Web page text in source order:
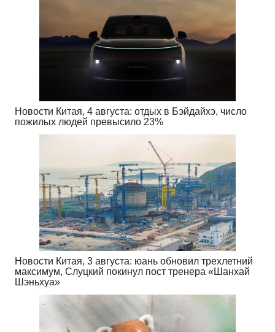
Новости Китая, 4 августа: отдых в Бэйдайхэ, число
пожилых людей превысило 23%
Новости Китая, 3 августа: юань обновил трехлетний
максимум, Слуцкий покинул пост тренера «Шанхай
Шэньхуа»